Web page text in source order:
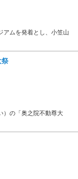
アムを発着とし、小笠山
）の「奥之院不動尊大